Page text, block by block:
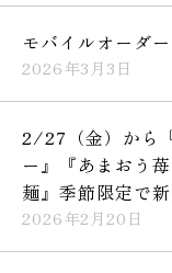
モバイルオーダ
2026年3月3日
2/27（金）から
ー』『あまおう
麺』季節限定で
2026年2月20日